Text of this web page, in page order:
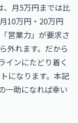
、月5万円までは比
10万円・20万円
営業力」が要求さ
外れます。だから
インにたどり着く
になります。本記
一助になれば幸い